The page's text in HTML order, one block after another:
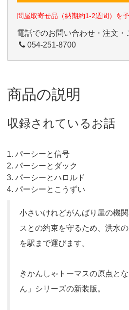
問屋取寄せ品（納期約1-2週間）を予
電話でのお問い合わせ・注文・
054-251-8700
商品の説明
収録されているお話
パーシーと信号
パーシーとダック
パーシーとハロルド
パーシーとこうずい
小さいけれどがんばり屋の機
スとの約束を守るため、洪水
を駅まで運びます。
きかんしゃトーマスの原点と
ん」シリーズの新装版。